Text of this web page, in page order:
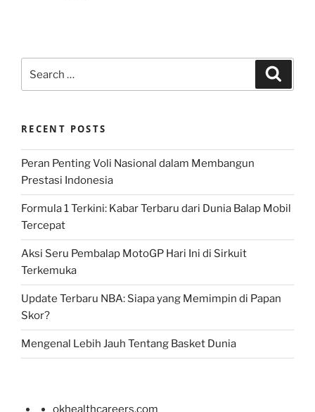
for:
RECENT POSTS
Peran Penting Voli Nasional dalam Membangun
Prestasi Indonesia
Formula 1 Terkini: Kabar Terbaru dari Dunia Balap Mobil
Tercepat
Aksi Seru Pembalap MotoGP Hari Ini di Sirkuit
Terkemuka
Update Terbaru NBA: Siapa yang Memimpin di Papan
Skor?
Mengenal Lebih Jauh Tentang Basket Dunia
okhealthcareers.com